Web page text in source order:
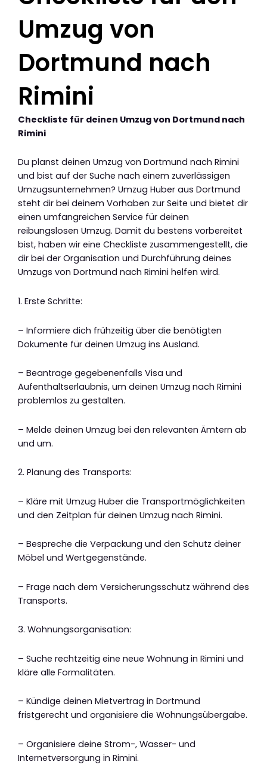
Umzug von
Dortmund nach
Rimini
Checkliste für deinen Umzug von Dortmund nach
Rimini
Du planst deinen Umzug von Dortmund nach Rimini
und bist auf der Suche nach einem zuverlässigen
Umzugsunternehmen? Umzug Huber aus Dortmund
steht dir bei deinem Vorhaben zur Seite und bietet dir
einen umfangreichen Service für deinen
reibungslosen Umzug. Damit du bestens vorbereitet
bist, haben wir eine Checkliste zusammengestellt, die
dir bei der Organisation und Durchführung deines
Umzugs von Dortmund nach Rimini helfen wird.
1. Erste Schritte:
– Informiere dich frühzeitig über die benötigten
Dokumente für deinen Umzug ins Ausland.
– Beantrage gegebenenfalls Visa und
Aufenthaltserlaubnis, um deinen Umzug nach Rimini
problemlos zu gestalten.
– Melde deinen Umzug bei den relevanten Ämtern ab
und um.
2. Planung des Transports:
– Kläre mit Umzug Huber die Transportmöglichkeiten
und den Zeitplan für deinen Umzug nach Rimini.
– Bespreche die Verpackung und den Schutz deiner
Möbel und Wertgegenstände.
– Frage nach dem Versicherungsschutz während des
Transports.
3. Wohnungsorganisation:
– Suche rechtzeitig eine neue Wohnung in Rimini und
kläre alle Formalitäten.
– Kündige deinen Mietvertrag in Dortmund
fristgerecht und organisiere die Wohnungsübergabe.
– Organisiere deine Strom-, Wasser- und
Internetversorgung in Rimini.